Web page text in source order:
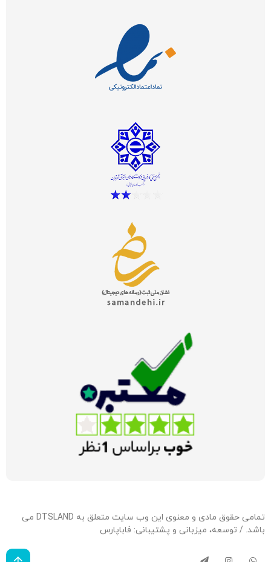
تمامی حقوق مادی و معنوی این وب سایت متعلق به DTSLAND می
باشد. / توسعه، میزبانی و پشتیبانی: فاباپارس